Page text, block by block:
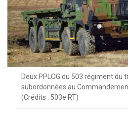
Deux PPLOG du 503 régiment du
subordonnées au
(Crédits : 503e RT)